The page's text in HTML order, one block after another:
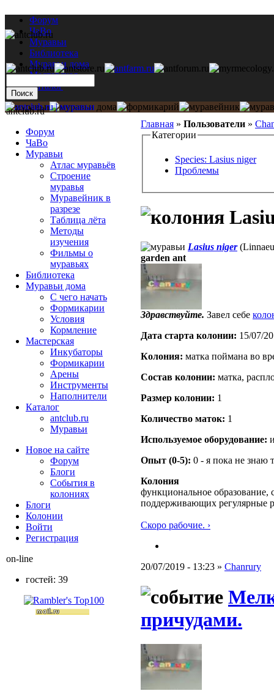
Форум
ЧаВо
Муравьи
Библиотека
Муравьи дома
Мастерская
Каталог
Главная » Пользователи »
Категории
Species: Lasius niger
Проблемы
Lasius niger
garden ant
Здравствуйте. Завел себе
Дата старта кoлонии: 15/07/
Кoлония: матка поймана во
Состав кoлонии: матка,
Размер кoлонии: 1
Количество маток: 1
Используемое оборудование:
Опыт (0-5): 0 - я пока не знаю
Колония
функциональное образование,
поддерживающих регулярные
Скоро рабочие. ›
20/07/2019 - 13:23 » Chanrury
причудами.
antclub.ru
Форум
ЧаВо
Муравьи
Атлас муравьёв
Строение
муравья
Муравейник в
разрезе
Таблица лёта
Методы
изучения
Фильмы о
муравьях
Библиотека
Муравьи дома
С чего начать
Формикарии
Условия
Кормление
Мастерская
Инкубаторы
Формикарии
Арены
Инструменты
Наполнители
Каталог
antclub.ru
Муравьи
Новое на сайте
Форум
Блоги
События в
колониях
Блоги
Колонии
Войти
Peгиcтpaция
on-line
гостей: 39